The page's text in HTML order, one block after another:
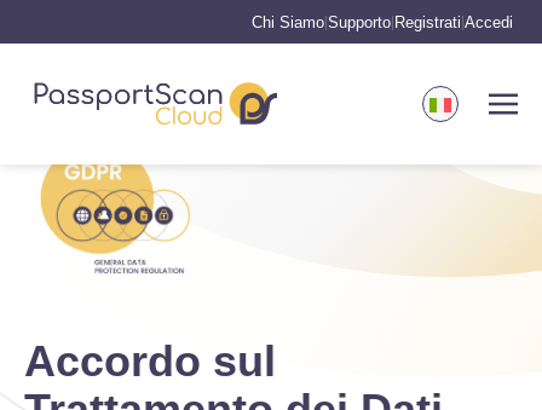
Chi Siamo Supporto Registrati Accedi
Accordo sul